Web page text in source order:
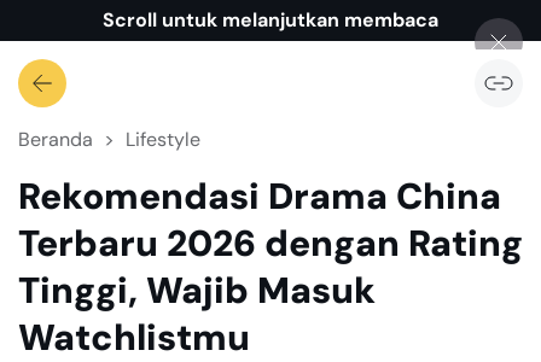
Scroll untuk melanjutkan membaca
Beranda Lifestyle
Rekomendasi Drama China
Terbaru 2026 dengan Rating
Tinggi, Wajib Masuk
Watchlistmu